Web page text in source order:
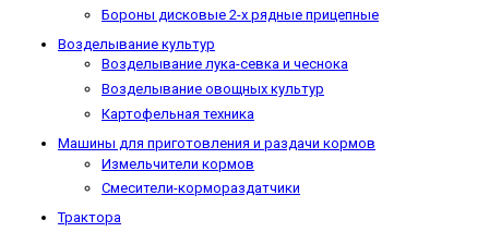
Бороны дисковые 2-х рядные прицепные
Возделывание культур
Возделывание лука-севка и чеснока
Возделывание овощных культур
Картофельная техника
Машины для приготовления и раздачи кормов
Измельчители кормов
Смесители-кормораздатчики
Трактора